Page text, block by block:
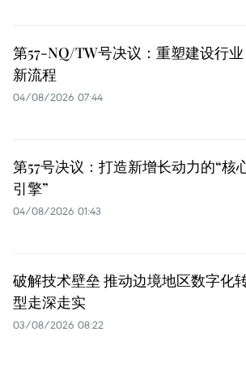
第57-NQ/TW号决议：重塑建设行业
新流程
04/08/2026 07:44
第57号决议：打造新增长动力的“核
引擎”
04/08/2026 01:43
破解技术壁垒 推动边境地区数字化
型走深走实
03/08/2026 08:22